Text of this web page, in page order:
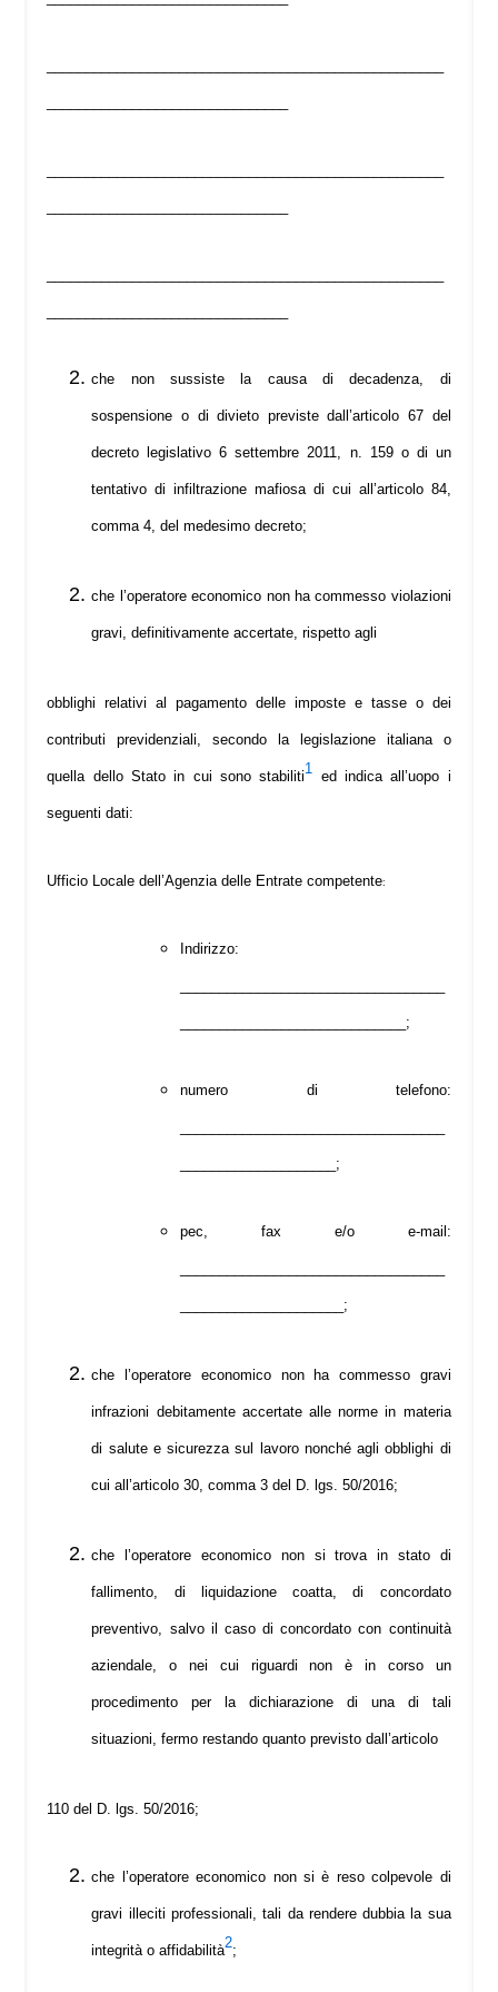
che non sussiste la causa di decadenza, di
sospensione o di divieto previste dall’articolo 67 del
decreto legislativo 6 settembre 2011, n. 159 o di un
tentativo di infiltrazione mafiosa di cui all’articolo 84,
comma 4, del medesimo decreto;
che l’operatore economico non ha commesso violazioni
gravi, definitivamente accertate, rispetto agli
obblighi relativi al pagamento delle imposte e tasse o dei
contributi previdenziali, secondo la legislazione italiana o
quella dello Stato in cui sono stabiliti1 ed indica all’uopo i
seguenti dati:
Ufficio Locale dell’Agenzia delle Entrate competente:
Indirizzo:
_____________________________;
numero di telefono:
____________________;
pec, fax e/o e-mail:
_____________________;
che l’operatore economico non ha commesso gravi
infrazioni debitamente accertate alle norme in materia
di salute e sicurezza sul lavoro nonché agli obblighi di
cui all’articolo 30, comma 3 del D. lgs. 50/2016;
che l’operatore economico non si trova in stato di
fallimento, di liquidazione coatta, di concordato
preventivo, salvo il caso di concordato con continuità
aziendale, o nei cui riguardi non è in corso un
procedimento per la dichiarazione di una di tali
situazioni, fermo restando quanto previsto dall’articolo
110 del D. lgs. 50/2016;
che l’operatore economico non si è reso colpevole di
gravi illeciti professionali, tali da rendere dubbia la sua
integrità o affidabilità2;